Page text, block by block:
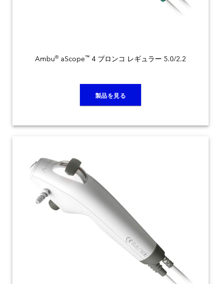
Ambu® aScope™ 4 ブロンコ レギュラー 5.0/2.2
製品を見る